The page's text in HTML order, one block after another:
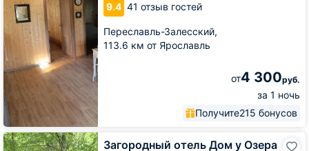
9.4 41 отзыв гостей
Переславль-Залесский,
113.6 км от Ярославль
от4 300руб.
за 1 ночь
Получите215 бонусов
Озера
Загородный отель Дом у Озера
Загородный